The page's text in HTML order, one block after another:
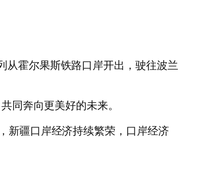
从霍尔果斯铁路口岸开出，驶往波兰
同奔向更美好的未来。
新疆口岸经济持续繁荣，口岸经济